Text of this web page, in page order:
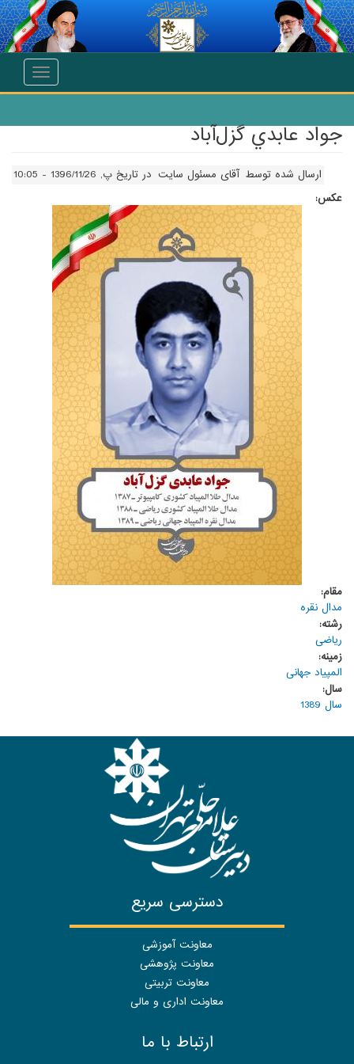
انتقال به محتوای اصلی
Toggle
جواد عابدي گزل‌آباد
ارسال شده توسط آقای مسئول سایت در تاریخ پ, 1396/11/26 - 10:05
عکس:
مقام:
مدال نقره
رشته:
ریاضی
زمینه:
المپیاد جهانی
سال:
سال 1389
دسترسی سریع
معاونت آموزشی
معاونت پژوهشی
معاونت تربیتی
معاونت اداری و مالی
ارتباط با ما